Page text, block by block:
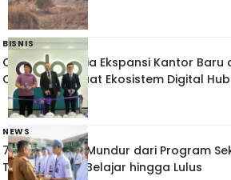
BISNIS
Odoo Indonesia Ekspansi Kantor Baru
Campus, Perkuat Ekosistem Digital Hub
NEWS
7 SMA Swasta Mundur dari Program
Tetap Dijamin Belajar hingga Lulus